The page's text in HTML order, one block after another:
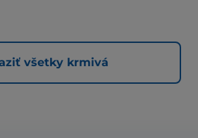
všetky krmivá